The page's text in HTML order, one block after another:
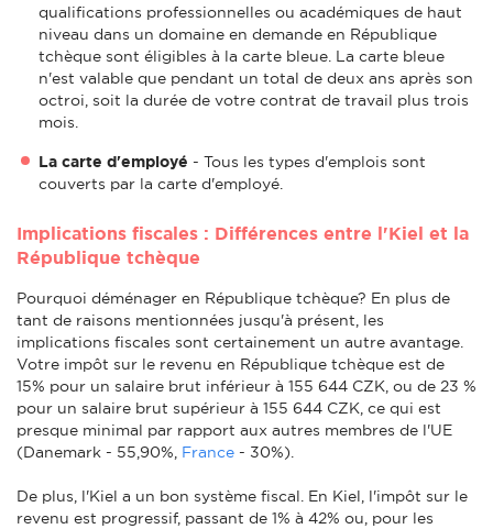
qualifications professionnelles ou académiques de haut
niveau dans un domaine en demande en République
tchèque sont éligibles à la carte bleue. La carte bleue
n'est valable que pendant un total de deux ans après son
octroi, soit la durée de votre contrat de travail plus trois
mois.
La carte d'employé - Tous les types d'emplois sont
couverts par la carte d'employé.
Implications fiscales : Différences entre l'Kiel et la
République tchèque
Pourquoi déménager en République tchèque? En plus de
tant de raisons mentionnées jusqu'à présent, les
implications fiscales sont certainement un autre avantage.
Votre impôt sur le revenu en République tchèque est de
15% pour un salaire brut inférieur à 155 644 CZK, ou de 23 %
pour un salaire brut supérieur à 155 644 CZK, ce qui est
presque minimal par rapport aux autres membres de l'UE
(Danemark - 55,90%, France - 30%).
De plus, l'Kiel a un bon système fiscal. En Kiel, l'impôt sur le
revenu est progressif, passant de 1% à 42% ou, pour les